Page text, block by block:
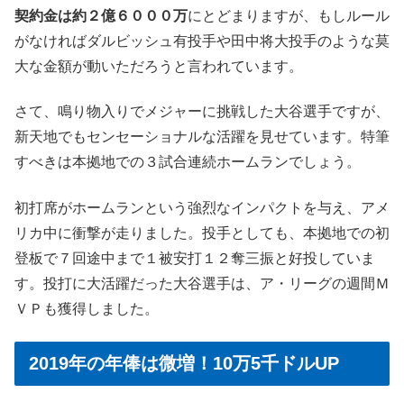
契約金は約２億６０００万にとどまりますが、もしルール
がなければダルビッシュ有投手や田中将大投手のような莫
大な金額が動いただろうと言われています。
さて、鳴り物入りでメジャーに挑戦した大谷選手ですが、
新天地でもセンセーショナルな活躍を見せています。特筆
すべきは本拠地での３試合連続ホームランでしょう。
初打席がホームランという強烈なインパクトを与え、アメ
リカ中に衝撃が走りました。投手としても、本拠地での初
登板で７回途中まで１被安打１２奪三振と好投していま
す。投打に大活躍だった大谷選手は、ア・リーグの週間Ｍ
ＶＰも獲得しました。
2019年の年俸は微増！10万5千ドルUP